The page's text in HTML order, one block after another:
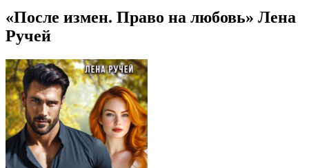
«После измен. Право на любовь» Лена
Ручей